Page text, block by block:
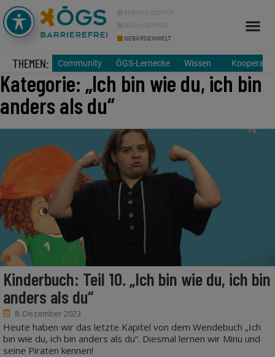
SERVICE-CENTER
RELAY-SERVICE
GEBÄRDENWELT
THEMEN: Community ÖGS-Lernecke Wissen
Kategorie: „Ich bin wie du, ich bin
anders als du“
Kinderbuch: Teil 10. „Ich bin wie du, ich bin
anders als du“
8. Dezember 2023
Heute haben wir das letzte Kapitel von dem Wendebuch „Ich
bin wie du, ich bin anders als du“. Diesmal lernen wir Minu und
seine Piraten kennen!